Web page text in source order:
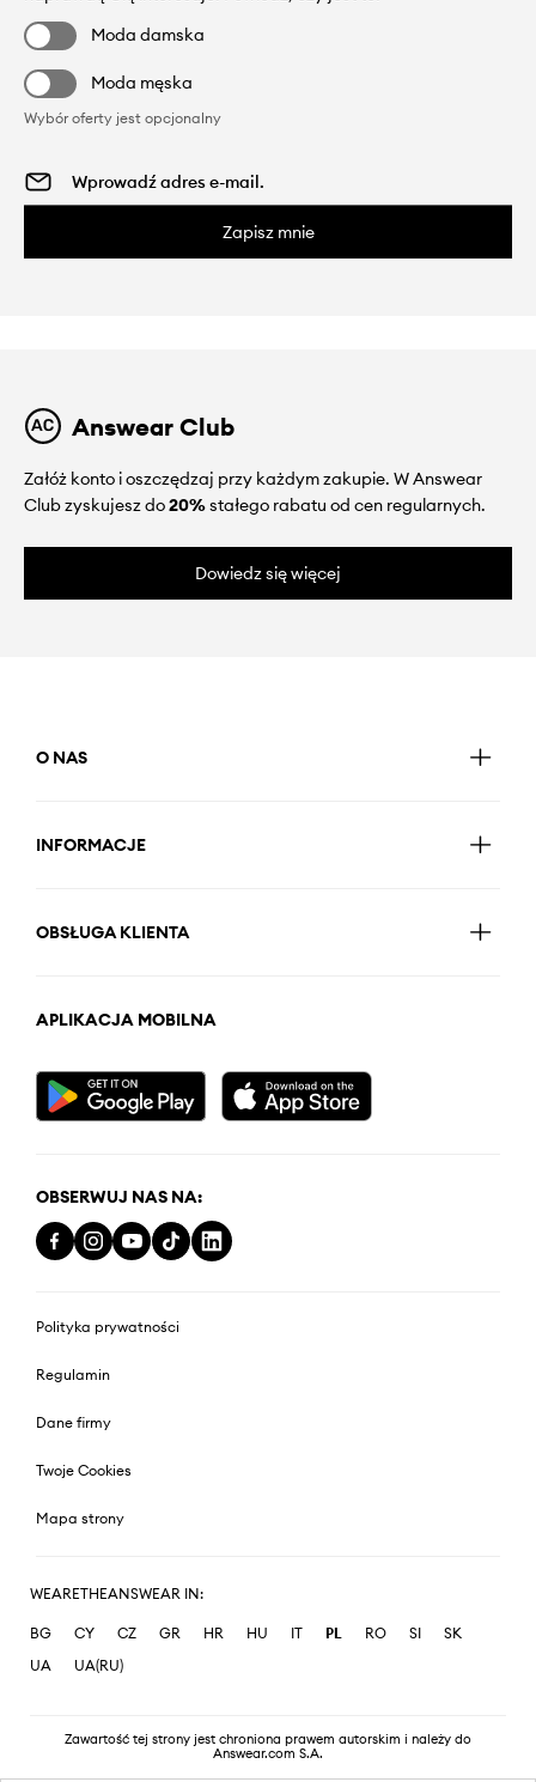
Moda damska
Moda męska
Wybór oferty jest opcjonalny
Zapisz mnie
Answear Club
Załóż konto i oszczędzaj przy każdym zakupie. W Answear
Club zyskujesz do20%stałego rabatu od cen regularnych.
Dowiedz się więcej
O NAS
INFORMACJE
OBSŁUGA KLIENTA
APLIKACJA MOBILNA
OBSERWUJ NAS NA:
Polityka prywatności
Regulamin
Dane firmy
Twoje Cookies
Mapa strony
WEARETHEANSWEAR IN:
BG CY CZ GR HR HU IT PL RO SI
SK
UA
UA(RU)
Zawartość tej strony jest chroniona prawem autorskim i należy do
Answear.com S.A.